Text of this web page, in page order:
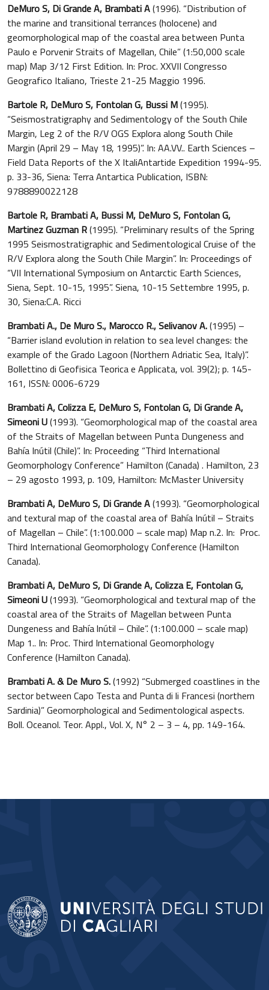
DeMuro S, Di Grande A, Brambati A(1996). “Distribution of
the marine and transitional terrances (holocene) and
geomorphological map of the coastal area between Punta
Paulo e Porvenir Straits of Magellan, Chile” (1:50,000 scale
map) Map 3/12 First Edition. In: Proc. XXVII Congresso
Geografico Italiano, Trieste 21-25 Maggio 1996.
Bartole R, DeMuro S, Fontolan G, Bussi M(1995).
“Seismostratigraphy and Sedimentology of the South Chile
Margin, Leg 2 of the R/V OGS Explora along South Chile
Margin (April 29 – May 18, 1995)”. In: AA.VV.. Earth Sciences –
Field Data Reports of the X ItaliAntartide Expedition 1994-95.
p. 33-36, Siena: Terra Antartica Publication, ISBN:
9788890022128
Bartole R, Brambati A, Bussi M, DeMuro S, Fontolan G,
Martinez Guzman R(1995). “Preliminary results of the Spring
1995 Seismostratigraphic and Sedimentological Cruise of the
R/V Explora along the South Chile Margin”. In: Proceedings of
“VII International Symposium on Antarctic Earth Sciences,
Siena, Sept. 10-15, 1995”. Siena, 10-15 Settembre 1995, p.
30, Siena:C.A. Ricci
Brambati A., De Muro S., Marocco R., Selivanov A.(1995) –
“Barrier island evolution in relation to sea level changes: the
example of the Grado Lagoon (Northern Adriatic Sea, Italy)”.
Bollettino di Geofisica Teorica e Applicata, vol. 39(2); p. 145-
161, ISSN: 0006-6729
Brambati A, Colizza E, DeMuro S, Fontolan G, Di Grande A,
Simeoni U(1993). “Geomorphological map of the coastal area
of the Straits of Magellan between Punta Dungeness and
Bahía Inútil (Chile)”. In: Proceeding “Third International
Geomorphology Conference” Hamilton (Canada) . Hamilton, 23
– 29 agosto 1993, p. 109, Hamilton: McMaster University
Brambati A, DeMuro S, Di Grande A(1993). “Geomorphological
and textural map of the coastal area of Bahía Inútil – Straits
of Magellan – Chile”. (1:100.000 – scale map) Map n.2. In: Proc.
Third International Geomorphology Conference (Hamilton
Canada).
Brambati A, DeMuro S, Di Grande A, Colizza E, Fontolan G,
Simeoni U(1993). “Geomorphological and textural map of the
coastal area of the Straits of Magellan between Punta
Dungeness and Bahía lnútil – Chile”. (1:100.000 – scale map)
Map 1.. In: Proc. Third International Geomorphology
Conference (Hamilton Canada).
Brambati A. & De Muro S.(1992) “Submerged coastlines in the
sector between Capo Testa and Punta di li Francesi (northern
Sardinia)” Geomorphological and Sedimentological aspects.
Boll. Oceanol. Teor. Appl., Vol. X, N° 2 – 3 – 4, pp. 149-164.